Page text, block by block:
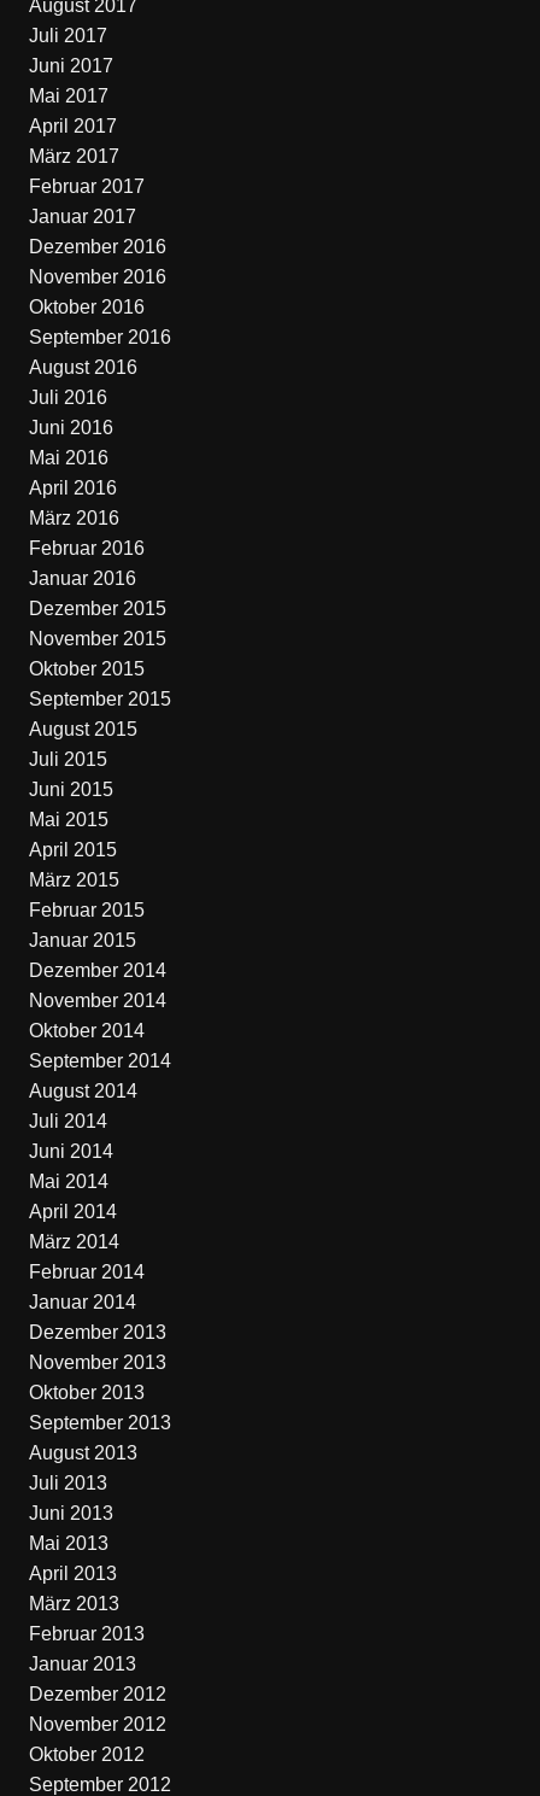
August 2017
Juli 2017
Juni 2017
Mai 2017
April 2017
März 2017
Februar 2017
Januar 2017
Dezember 2016
November 2016
Oktober 2016
September 2016
August 2016
Juli 2016
Juni 2016
Mai 2016
April 2016
März 2016
Februar 2016
Januar 2016
Dezember 2015
November 2015
Oktober 2015
September 2015
August 2015
Juli 2015
Juni 2015
Mai 2015
April 2015
März 2015
Februar 2015
Januar 2015
Dezember 2014
November 2014
Oktober 2014
September 2014
August 2014
Juli 2014
Juni 2014
Mai 2014
April 2014
März 2014
Februar 2014
Januar 2014
Dezember 2013
November 2013
Oktober 2013
September 2013
August 2013
Juli 2013
Juni 2013
Mai 2013
April 2013
März 2013
Februar 2013
Januar 2013
Dezember 2012
November 2012
Oktober 2012
September 2012